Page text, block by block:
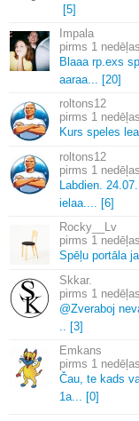
[5]
Impala
1 nedēļas
Blaaa rp.exs
aaraa... [20]
roltons12
1 nedēļas
Kurs speles
roltons12
1 nedēļas
Labdien. 24.07.
ielaa.... [6]
Rocky__Lv
1 nedēļas
Spēļu portāla
Skkar.
1 nedēļas
@Zveraboj
.. [3]
Emkans
1 nedēļas
Čau, te kads
1a... [0]